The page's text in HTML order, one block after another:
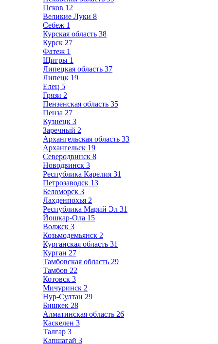
Псков 12
Великие Луки 8
Себеж 1
Курская область 38
Курск 27
Фатеж 1
Щигры 1
Липецкая область 37
Липецк 19
Елец 5
Грязи 2
Пензенская область 35
Пенза 27
Кузнецк 3
Заречный 2
Архангельская область 33
Архангельск 19
Северодвинск 8
Новодвинск 3
Республика Карелия 31
Петрозаводск 13
Беломорск 3
Лахденпохья 2
Республика Марий Эл 31
Йошкар-Ола 15
Волжск 3
Козьмодемьянск 2
Курганская область 31
Курган 27
Тамбовская область 29
Тамбов 22
Котовск 3
Мичуринск 2
Нур-Султан 29
Бишкек 28
Алматинская область 26
Каскелен 3
Талгар 3
Капшагай 3